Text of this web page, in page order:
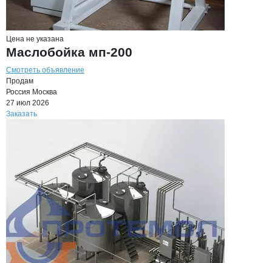
Цена не указана
Маслобойка мп-200
Смотреть объявление
Продам
Россия Москва
27 июл 2026
Заказать